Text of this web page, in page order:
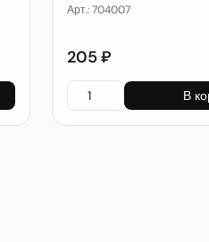
Арт.:704007
205 ₽
В